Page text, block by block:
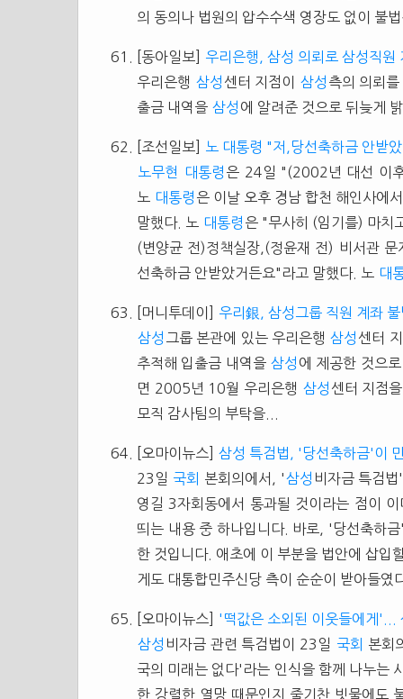
의 동의나 법원의 압수수색 영장도 없이 불
[동아일보]
우리은행, 삼성 의뢰로 삼성직원
우리은행 삼성 센터 지점이 삼성 측의 의뢰
출금 내역을 삼성 에 알려준 것으로 뒤늦게
[조선일보]
노 대통령 "저,당선축하금 안받
노무현
대통령 은 24일 "(2002년 대선 이
노 대통령 은 이날 오후 경남 합천 해인사에
말했다. 노 대통령 은 "무사히 (임기를) 마치
(변양균 전)정책실장,(정윤재 전) 비서관
선축하금 안받았거든요"라고 말했다. 노 대
[머니투데이]
우리銀, 삼성그룹 직원 계좌
삼성 그룹 본관에 있는 우리은행 삼성 센터
추적해 입출금 내역을 삼성 에 제공한 것으
면 2005년 10월 우리은행 삼성 센터 지점
모직 감사팀의 부탁을...
[오마이뉴스] 삼성 특검법, '당선축하금'이
23일 국회 본회의에서, '삼성 비자금 특검
영길 3자회동에서 통과될 것이라는 점이
띄는 내용 중 하나입니다. 바로, '당선축하
한 것입니다. 애초에 이 부분을 법안에 삽입
게도 대통합민주신당 측이 순순이 받아들였
[오마이뉴스]
'떡값은 소외된 이웃들에게'...
삼성 비자금 관련 특검법이 23일 국회
본회
국의 미래는 없다'라는 인식을 함께 나누는
한 강렬한 열망 때문인지 줄기찬 빗물에도